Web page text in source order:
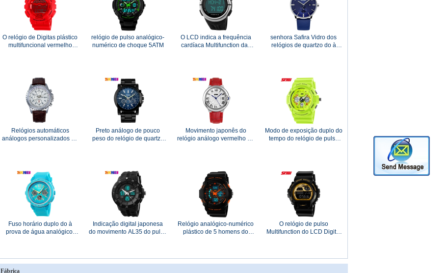
O relógio de Digitas plástico
multifuncional vermelho
relógio de pulso analógico-
numérico de choque 5ATM
O LCD indica a frequência
cardíaca Multifunction das
senhora Safira Vidro dos
relógios de quartzo do à
Relógios automáticos
análogos personalizados de
Preto análogo de pouco
peso do relógio de quartzo
Movimento japonês do
relógio análogo vermelho de
Modo de exposição duplo do
tempo do relógio de pulso
Fuso horário duplo do à
prova de água analógico-
Indicação digital japonesa
do movimento AL35 do pulso
Relógio analógico-numérico
plástico de 5 homens do
O relógio de pulso
Multifunction do LCD Digital
Fábrica